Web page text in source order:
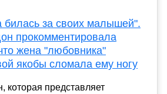
билась за своих малышей".
прокомментировала
жена "любовника"
якобы сломала ему ногу
которая представляет